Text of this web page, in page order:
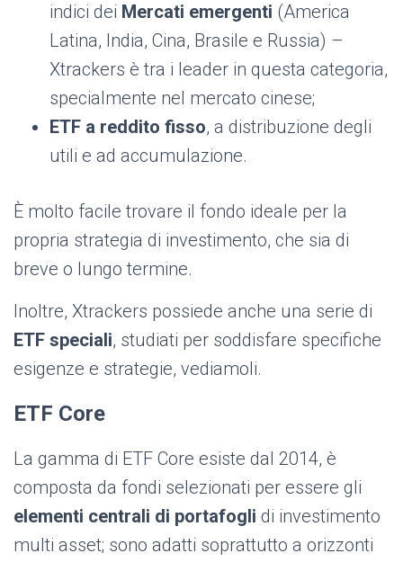
indici dei Mercati emergenti (America
Latina, India, Cina, Brasile e Russia) –
Xtrackers è tra i leader in questa categoria,
specialmente nel mercato cinese;
ETF a reddito fisso, a distribuzione degli
utili e ad accumulazione.
È molto facile trovare il fondo ideale per la
propria strategia di investimento, che sia di
breve o lungo termine.
Inoltre, Xtrackers possiede anche una serie di
ETF speciali, studiati per soddisfare specifiche
esigenze e strategie, vediamoli.
ETF Core
La gamma di ETF Core esiste dal 2014, è
composta da fondi selezionati per essere gli
elementi centrali di portafogli di investimento
multi asset; sono adatti soprattutto a orizzonti